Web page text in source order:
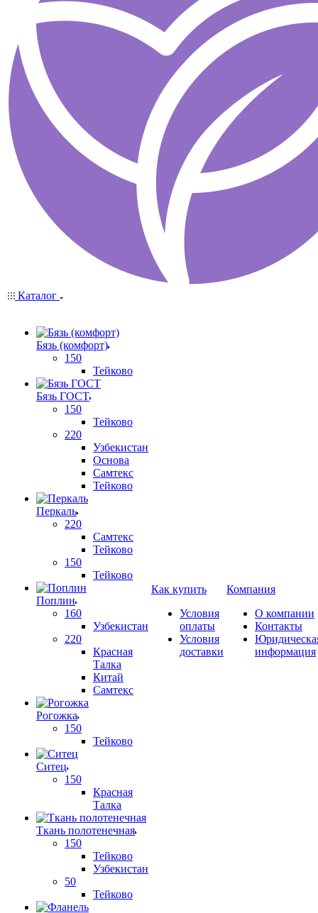
Каталог
Бязь (комфорт)
150
Тейково
Бязь ГОСТ
150
Тейково
220
Узбекистан
Основа
Самтекс
Тейково
Перкаль
220
Самтекс
Тейково
150
Тейково
Поплин
160
Узбекистан
220
Красная
Талка
Китай
Самтекс
Рогожка
150
Тейково
Ситец
150
Красная
Талка
Ткань полотенечная
150
Тейково
Узбекистан
50
Тейково
Как купить
Условия
оплаты
Условия
доставки
Компания
О компании
Контакты
информация